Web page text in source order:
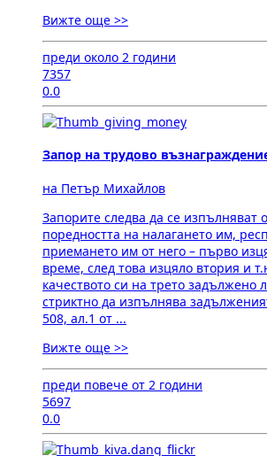
Вижте още >>
преди около 2 години
7357
0.0
Запор на трудово
на Петър Михайлов
Запорите следва да се изпълняват
поредността на налагането им,
приемането им от него – първо
време, след това изцяло втория и
качеството си на трето задължено
стриктно да изпълнява
508, ал.1 от ...
Вижте още >>
преди повече от 2 години
5697
0.0